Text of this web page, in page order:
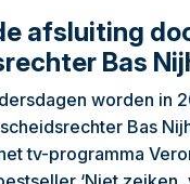
afsluiting
Bas
worden in
Bas
tv-programma